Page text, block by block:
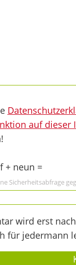
auf dieser
+ neun =
Sicherheitsabfrage
wird erst
für jedermann